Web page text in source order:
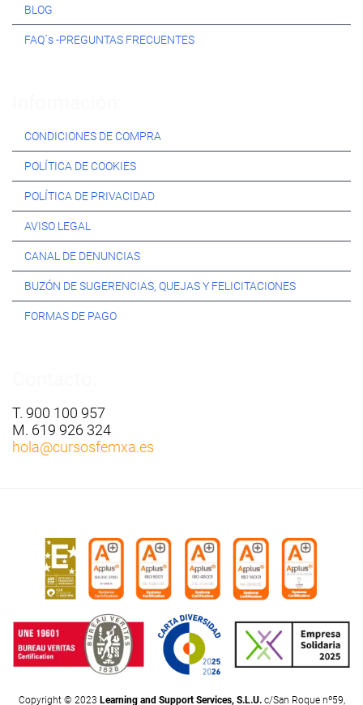
BLOG
FAQ´s -PREGUNTAS FRECUENTES
CONDICIONES DE COMPRA
POLÍTICA DE COOKIES
POLÍTICA DE PRIVACIDAD
AVISO LEGAL
CANAL DE DENUNCIAS
BUZÓN DE SUGERENCIAS, QUEJAS Y FELICITACIONES
FORMAS DE PAGO
T. 900 100 957
M. 619 926 324
hola@cursosfemxa.es
Copyright © 2023 Learning and Support Services, S.L.U.c/San Roque nº59,